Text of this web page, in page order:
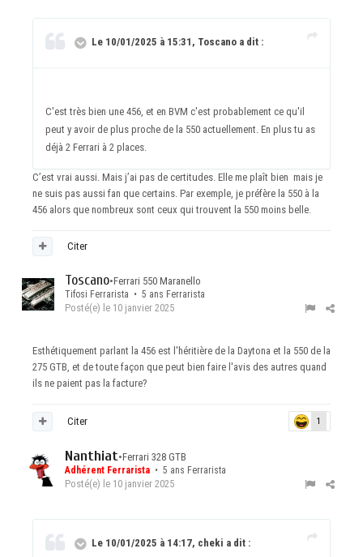
Le 10/01/2025 à 15:31, Toscano a dit :
C'est très bien une 456, et en BVM c'est probablement ce qu'il
peut y avoir de plus proche de la 550 actuellement. En plus tu as
déjà 2 Ferrari à 2 places.
C’est vrai aussi. Mais j’ai pas de certitudes. Elle me plaît bien mais je
ne suis pas aussi fan que certains. Par exemple, je préfère la 550 à la
456 alors que nombreux sont ceux qui trouvent la 550 moins belle.
Citer
Toscano•Ferrari 550 Maranello
Tifosi Ferrarista • 5 ans Ferrarista
Posté(e) le 10 janvier 2025
Esthétiquement parlant la 456 est l'héritière de la Daytona et la 550 de la
275 GTB, et de toute façon que peut bien faire l'avis des autres quand
ils ne paient pas la facture?
1
Citer
Nanthiat•Ferrari 328 GTB
Adhérent Ferrarista • 5 ans Ferrarista
Posté(e) le 10 janvier 2025
Le 10/01/2025 à 14:17, cheki a dit :